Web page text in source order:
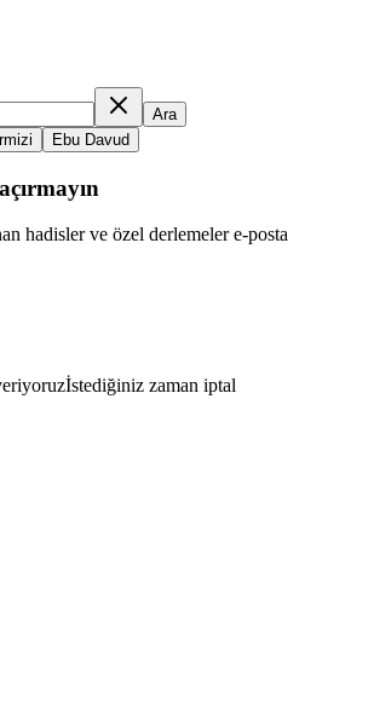
Ara
Ebu Davud
hadisler ve özel derlemeler e-posta
İstediğiniz zaman iptal